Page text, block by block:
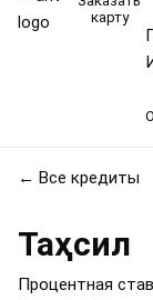
карту
← Все кредиты
Таҳсил
Процентная